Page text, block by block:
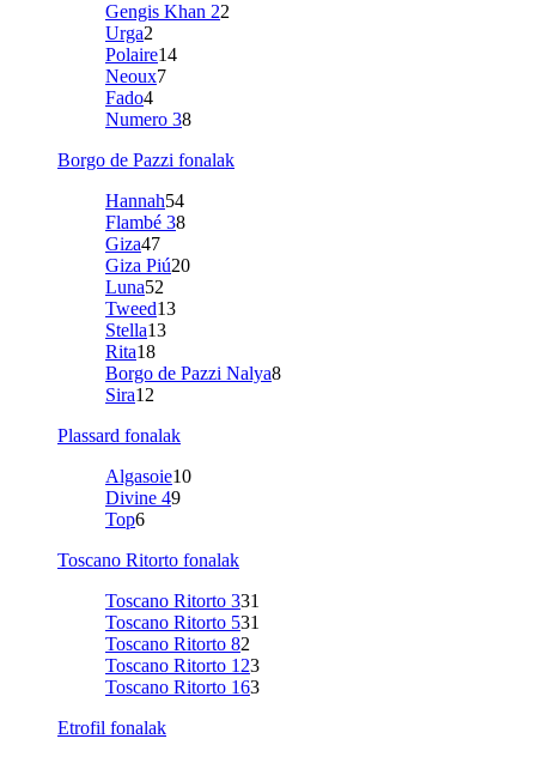
Gengis Khan 22
Urga2
Polaire14
Neoux7
Fado4
Numero 38
Borgo de Pazzi fonalak
Hannah54
Flambé 38
Giza47
Giza Piú20
Luna52
Tweed13
Stella13
Rita18
Borgo de Pazzi Nalya8
Sira12
Plassard fonalak
Algasoie10
Divine 49
Top6
Toscano Ritorto fonalak
Toscano Ritorto 331
Toscano Ritorto 531
Toscano Ritorto 82
Toscano Ritorto 123
Toscano Ritorto 163
Etrofil fonalak